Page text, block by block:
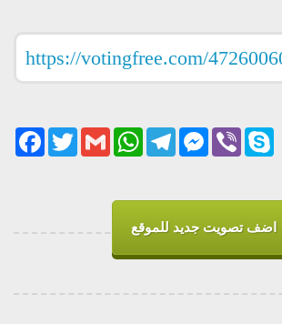
TwitterGmail
WhatsAppTelegram
Messenger ViberSkype
اضف تصويت جديد للموقع